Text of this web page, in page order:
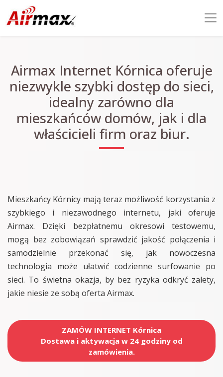
Airmax Internet Kórnica oferuje
niezwykle szybki dostęp do sieci,
idealny zarówno dla
mieszkańców domów, jak i dla
właścicieli firm oraz biur.
Mieszkańcy Kórnicy mają teraz możliwość korzystania z
szybkiego i niezawodnego internetu, jaki oferuje
Airmax. Dzięki bezpłatnemu okresowi testowemu,
mogą bez zobowiązań sprawdzić jakość połączenia i
samodzielnie przekonać się, jak nowoczesna
technologia może ułatwić codzienne surfowanie po
sieci. To świetna okazja, by bez ryzyka odkryć zalety,
jakie niesie ze sobą oferta Airmax.
ZAMÓW INTERNET Kórnica
Dostawa i aktywacja w 24 godziny od
zamówienia.